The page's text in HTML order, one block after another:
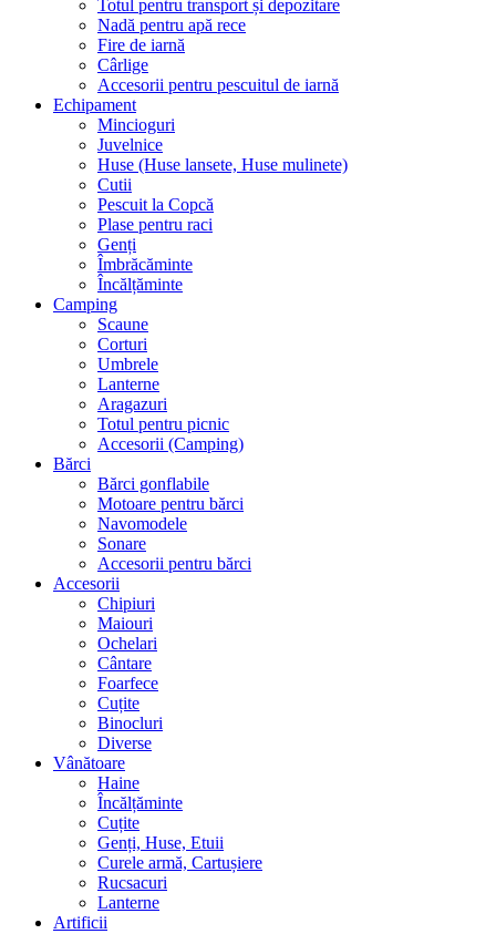
Totul pentru transport și depozitare
Nadă pentru apă rece
Fire de iarnă
Cârlige
Accesorii pentru pescuitul de iarnă
Echipament
Mincioguri
Juvelnice
Huse (Huse lansete, Huse mulinete)
Cutii
Pescuit la Copcă
Plase pentru raci
Genți
Îmbrăcăminte
Încălțăminte
Camping
Scaune
Corturi
Umbrele
Lanterne
Aragazuri
Totul pentru picnic
Accesorii (Camping)
Bărci
Bărci gonflabile
Motoare pentru bărci
Navomodele
Sonare
Accesorii pentru bărci
Accesorii
Chipiuri
Maiouri
Ochelari
Cântare
Foarfece
Cuțite
Binocluri
Diverse
Vânătoare
Haine
Încălțăminte
Cuțite
Genți, Huse, Etuii
Curele armă, Cartușiere
Rucsacuri
Lanterne
Artificii